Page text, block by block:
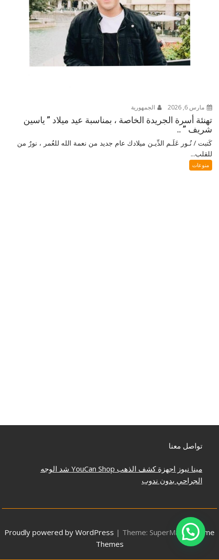
مارس 6, 2026 الجمهورية
تهنئة أسرة الجريدة الخاصة ، بمناسبة عيد ميلاد ” ياسين
شريف ” ..
كَتبت / نُـور عَلَـم الدِّيـن ميلادك عام جديد من نعمة الله للعُمر ، نورٌ من
للقلب...
منوعات
تواصل معنا
مينا نيوز اجهزة كشف الذهب YouCan Shop شد الوجه
الجراحي بدون ندوب
Proudly powered by WordPress | Theme: SuperMag by Acme
Themes